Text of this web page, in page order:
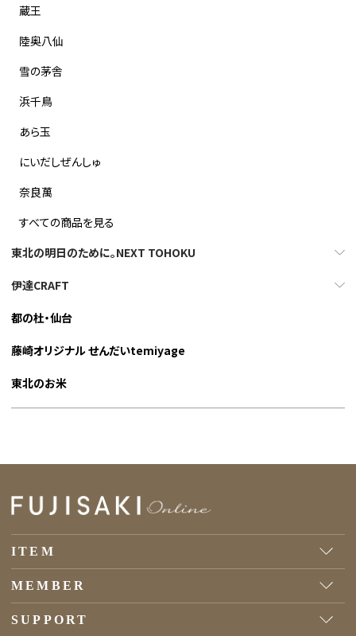
蔵王
陸奥八仙
雪の茅舎
浜千鳥
あら玉
にいだしぜんしゅ
奈良萬
すべての商品を見る
東北の明日のために。NEXT TOHOKU
伊達CRAFT
都の杜・仙台
藤崎オリジナル せんだいtemiyage
東北のお米
ITEM
MEMBER
SUPPORT